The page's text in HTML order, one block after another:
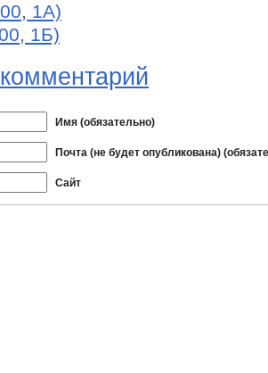
1А)
1Б)
Имя (обязательно)
Почта (не будет опубликована)
Сайт